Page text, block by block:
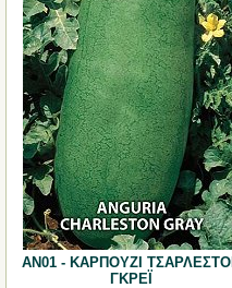
AN01 - ΚΑΡΠΟΥΖΙ
ΓΚΡΕΪ